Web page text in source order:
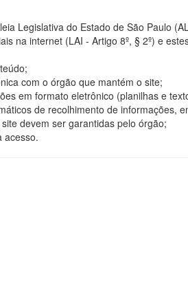
Legislativa do Estado de São Paulo
na internet (LAI - Artigo 8º, § 2º) e
com o órgão que mantém o site;
em formato eletrônico (planilhas e
de recolhimento de informações,
devem ser garantidas pelo órgão;
acesso.